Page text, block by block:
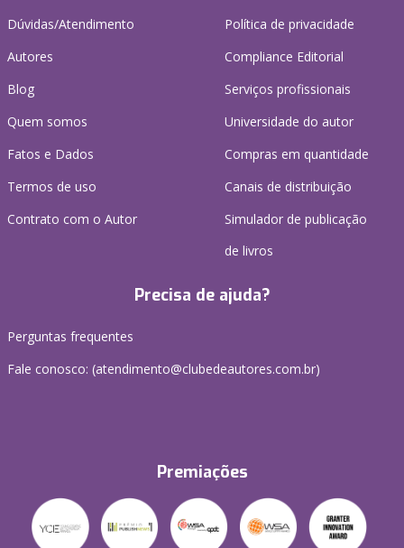
Dúvidas/Atendimento
Autores
Blog
Quem somos
Fatos e Dados
Termos de uso
Contrato com o Autor
Política de privacidade
Compliance Editorial
Serviços profissionais
Universidade do autor
Compras em quantidade
Canais de distribuição
Simulador de publicação
de livros
Precisa de ajuda?
Perguntas frequentes
Fale conosco: (atendimento@clubedeautores.com.br)
Premiações